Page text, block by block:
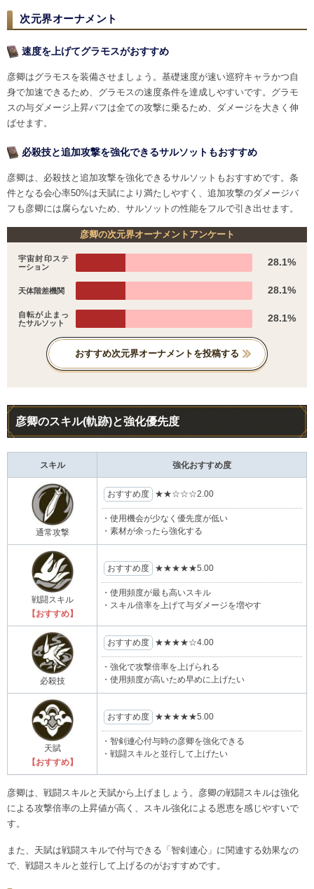
次元界オーナメント
速度を上げてグラモスがおすすめ
彦卿はグラモスを装備させましょう。基礎速度が速い巡狩キャラかつ自
身で加速できるため、グラモスの速度条件を達成しやすいです。グラモ
スの与ダメージ上昇バフは全ての攻撃に乗るため、ダメージを大きく伸
ばせます。
必殺技と追加攻撃を強化できるサルソットもおすすめ
彦卿は、必殺技と追加攻撃を強化できるサルソットもおすすめです。条
件となる会心率50%は天賦により満たしやすく、追加攻撃のダメージバ
フも彦卿には腐らないため、サルソットの性能をフルで引き出せます。
彦卿の次元界オーナメントアンケート
宇宙封印ステ
ーション
28.1%
天体階差機関 28.1%
自転が止まっ
たサルソット
28.1%
おすすめ次元界オーナメントを投稿する
彦卿のスキル(軌跡)と強化優先度
スキル 強化おすすめ度
通常攻撃
おすすめ度 ★★☆☆☆2.00
・使用機会が少なく優先度が低い
・素材が余ったら強化する
戦闘スキル
【おすすめ】
おすすめ度 ★★★★★5.00
・使用頻度が最も高いスキル
・スキル倍率を上げて与ダメージを増やす
必殺技
おすすめ度 ★★★★☆4.00
・強化で攻撃倍率を上げられる
・使用頻度が高いため早めに上げたい
天賦
【おすすめ】
おすすめ度 ★★★★★5.00
・智剣連心付与時の彦卿を強化できる
・戦闘スキルと並行して上げたい
彦卿は、戦闘スキルと天賦から上げましょう。彦卿の戦闘スキルは強化
による攻撃倍率の上昇値が高く、スキル強化による恩恵を感じやすいで
す。
また、天賦は戦闘スキルで付与できる「智剣連心」に関連する効果なの
で、戦闘スキルと並行して上げるのがおすすめです。